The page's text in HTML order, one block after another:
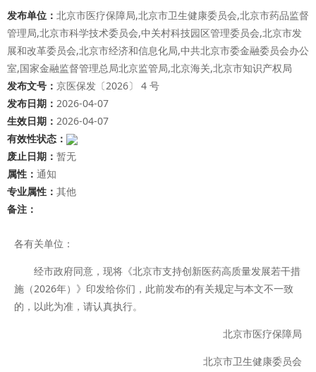
发布单位： 北京市医疗保障局,北京市卫生健康委员会,北京市药品监督
管理局,北京市科学技术委员会,中关村科技园区管理委员会,北京市发
展和改革委员会,北京市经济和信息化局,中共北京市委金融委员会办公
室,国家金融监督管理总局北京监管局,北京海关,北京市知识产权局
发布文号： 京医保发〔2026〕 4 号
发布日期： 2026-04-07
生效日期： 2026-04-07
有效性状态：
废止日期： 暂无
属性： 通知
专业属性： 其他
备注：
各有关单位：
经市政府同意，现将《北京市支持创新医药高质量发展若干措
施（2026年）》印发给你们，此前发布的有关规定与本文不一致
的，以此为准，请认真执行。
北京市医疗保障局
北京市卫生健康委员会